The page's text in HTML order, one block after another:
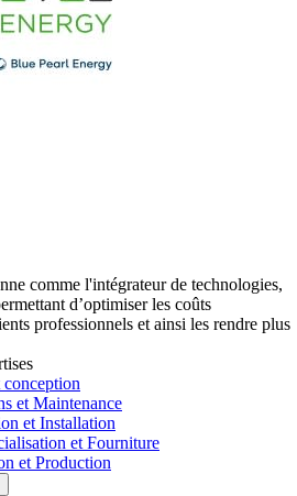
comme l'intégrateur de technologies,
d’optimiser les coûts
professionnels et ainsi les rendre plus
conception
et Maintenance
et Installation
et Fourniture
et Production